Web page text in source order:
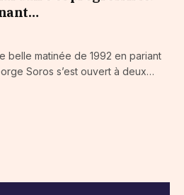
belle matinée de 1992 en pariant
Soros s’est ouvert à deux…